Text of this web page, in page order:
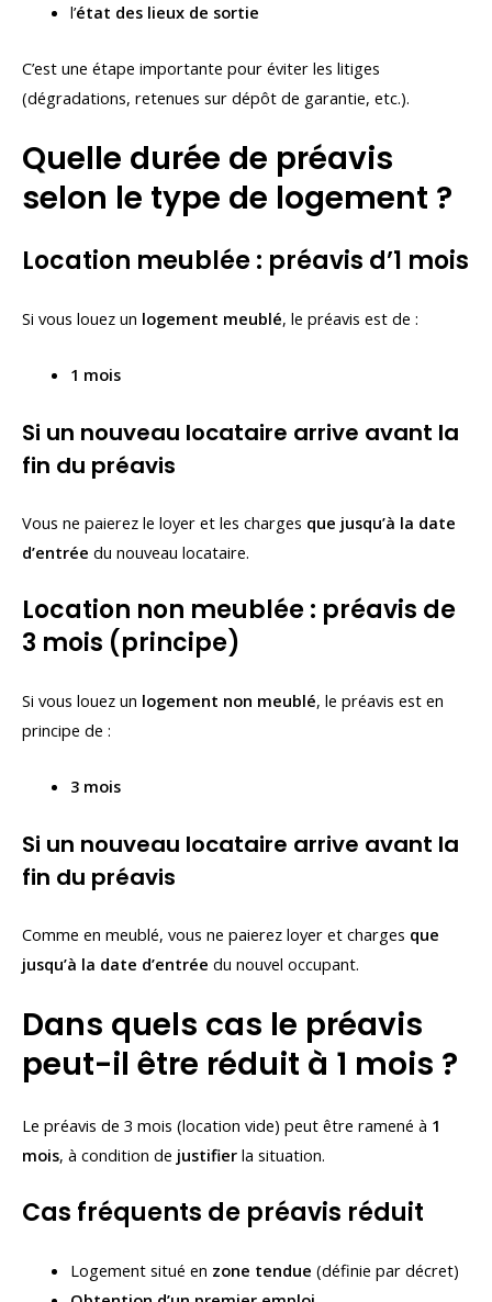
l’état des lieux de sortie
C’est une étape importante pour éviter les litiges
(dégradations, retenues sur dépôt de garantie, etc.).
Quelle durée de préavis
selon le type de logement ?
Location meublée : préavis d’1 mois
Si vous louez un logement meublé, le préavis est de :
1 mois
Si un nouveau locataire arrive avant la
fin du préavis
Vous ne paierez le loyer et les charges que jusqu’à la date
d’entrée du nouveau locataire.
Location non meublée : préavis de
3 mois (principe)
Si vous louez un logement non meublé, le préavis est en
principe de :
3 mois
Si un nouveau locataire arrive avant la
fin du préavis
Comme en meublé, vous ne paierez loyer et charges que
jusqu’à la date d’entrée du nouvel occupant.
Dans quels cas le préavis
peut-il être réduit à 1 mois ?
Le préavis de 3 mois (location vide) peut être ramené à 1
mois, à condition de justifier la situation.
Cas fréquents de préavis réduit
Logement situé en zone tendue (définie par décret)